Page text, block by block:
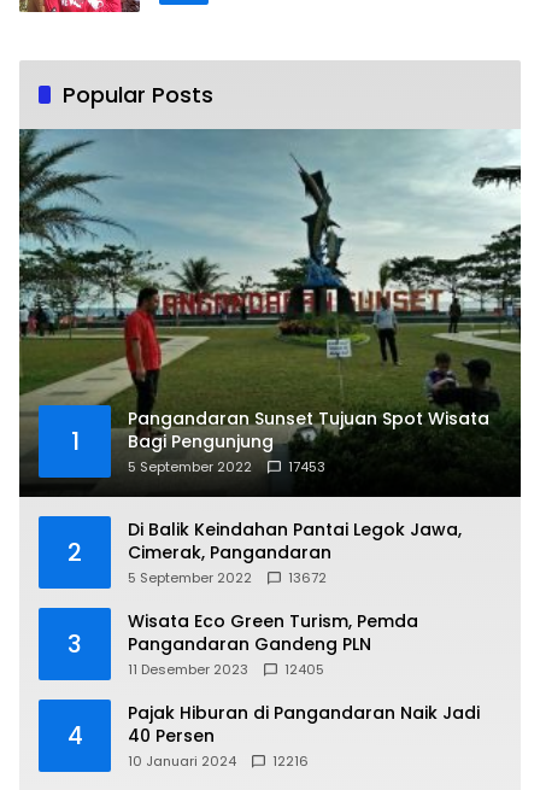
Popular Posts
1
Pangandaran Sunset Tujuan Spot Wisata
Bagi Pengunjung
5 September 2022 17453
2
Di Balik Keindahan Pantai Legok Jawa,
Cimerak, Pangandaran
5 September 2022 13672
3
Wisata Eco Green Turism, Pemda
Pangandaran Gandeng PLN
11 Desember 2023 12405
4
Pajak Hiburan di Pangandaran Naik Jadi
40 Persen
10 Januari 2024 12216